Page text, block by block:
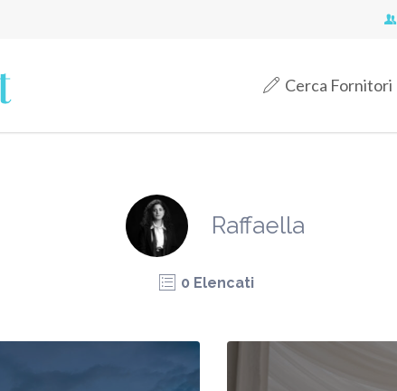
Cerca Fornitori
Raffaella
0 Elencati